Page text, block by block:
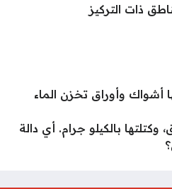
ذات التركيز
أشواك وأوراق تخزن الماء
وكتلتها بالكيلو جرام. أي دالة